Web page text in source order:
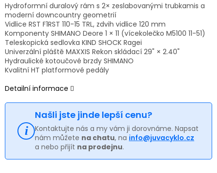
Hydroformní duralový rám s 2× zeslabovanými trubkamis a
moderní downcountry geometrií
Vidlice RST F1RST 110-15 TRL, zdvih vidlice 120 mm
Komponenty SHIMANO Deore 1 × 11 (vícekolečko M5100 11-51)
Teleskopická sedlovka KIND SHOCK Ragei
Univerzální pláště MAXXIS Rekon skládací 29" × 2.40"
Hydraulické kotoučové brzdy SHIMANO
Kvalitní HT platformové pedály
Detailní informace
Našli jste jinde lepší cenu?
Kontaktujte nás a my vám ji dorovnáme. Napsat
nám můžete na chatu, na info@juvacyklo.cz
a nebo přijít na prodejnu.